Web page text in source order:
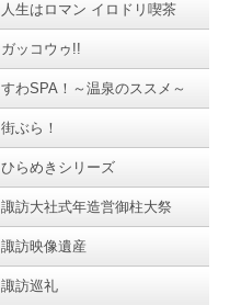
人生はロマン イロドリ喫茶
ガッコウゥ!!
すわSPA！～温泉のススメ～
街ぶら！
ひらめきシリーズ
諏訪大社式年造営御柱大祭
諏訪映像遺産
諏訪巡礼